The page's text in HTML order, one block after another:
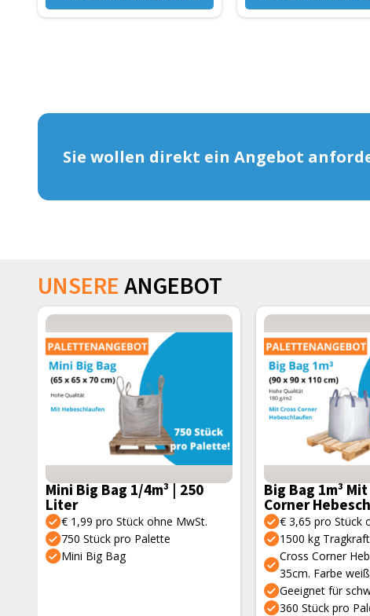
Sie wollen direkt ein Angebot
UNSEREANGEBOT
Mini Big Bag 1/4m³ | 250
Liter
€ 1,99 pro Stück ohne MwSt.
750 Stück pro Palette
Mini Big Bag
Big Bag 1m³
Corner
€ 3,65 pro Stück
1500 kg Tragkraft
Cross Corner
35cm. Farbe weiß
Geeignet für
360 Stück pro